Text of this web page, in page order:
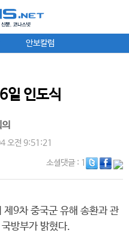
안보칼럼
일 인도식
오전 9:51:21
소셜댓글: 1
9차 중국군 유해 송환과 관
방부가 밝혔다.